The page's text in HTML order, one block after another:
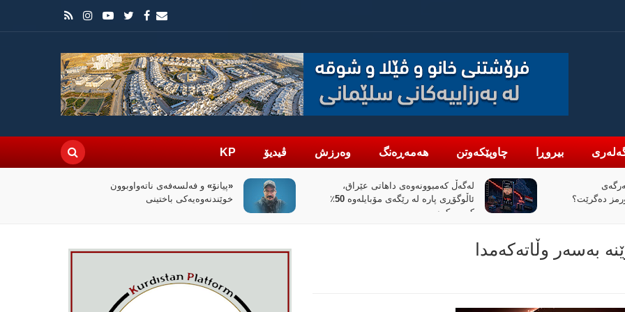
بیروڕا چاوپێکەوتن هەمەڕەنگ وەرزش ڤیدیۆ KP
عێراق،
«پیانۆ» و فەلسەفەی ناتەواوبوون
خوێندنەوەیەکی باختینی
سیاسەتی خۆتەعریبکردن لە باشووری
کوردستان
بەسەر وڵاتەكەمدا